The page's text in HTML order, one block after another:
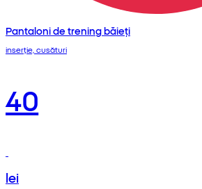
Pantaloni de trening băieți
inserție, cusături
40
lei